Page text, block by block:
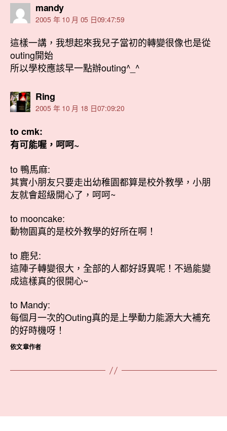
mandy表
示:
2005 年 10 月 05 日09:47:59
這樣一講，我想起來我兒子當初的轉變很像也是從
outing開始
所以學校應該早一點辦outing^_^
Ring表
示:
2005 年 10 月 18 日07:09:20
to cmk:
有可能喔，呵呵~
to 鴨馬麻:
其實小朋友只要走出幼稚園都算是校外教學，小朋
友就會超級開心了，呵呵~
to mooncake:
動物園真的是校外教學的好所在啊！
to 鹿兒:
這陣子轉變很大，全部的人都好訝異呢！不過能變
成這樣真的很開心~
to Mandy:
每個月一次的Outing真的是上學動力能源大大補充
的好時機呀！
依文章作者